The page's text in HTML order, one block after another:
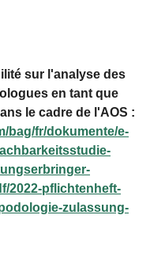
sur l'analyse des
en tant que
le cadre de l'AOS :
bag/fr/dokumente/e-
2022-pflichtenheft-
zulassung-